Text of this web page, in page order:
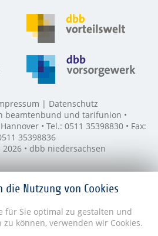
die Nutzung von Cookies
für Sie optimal zu gestalten und
können, verwenden wir Cookies.
Datenschutz
beamtenbund und tarifunion •
• Tel.: 0511 35398830 • Fax:
35398836
• dbb niedersachsen